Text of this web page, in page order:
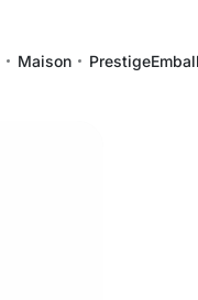
Maison Prestige